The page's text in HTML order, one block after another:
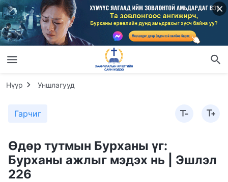
Нүүр Уншлагууд
Гарчиг
Өдөр тутмын Бурханы үг:
Бурханы ажлыг мэдэх нь | Эшлэл
226